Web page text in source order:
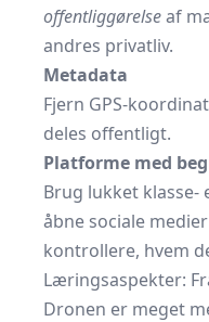
offentliggørelseaf
andres privatliv.
Metadata
Fjern GPS-
deles offentligt.
Platforme med
Brug lukket
åbne sociale
kontrollere, hvem
Læringsaspekter:
Dronen er meget